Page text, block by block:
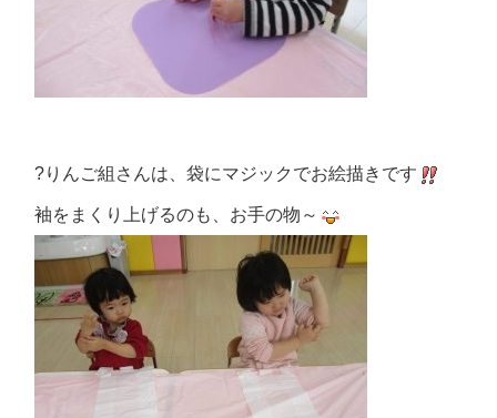
?りんご組さんは、袋にマジックでお絵描きです
袖をまくり上げるのも、お手の物～